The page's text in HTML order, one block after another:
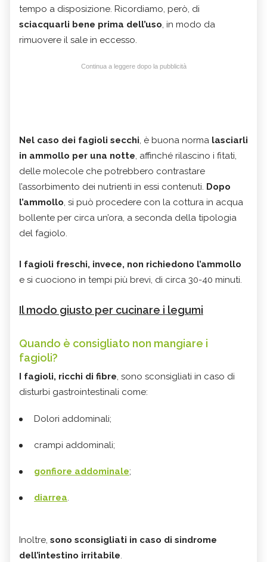
tempo a disposizione. Ricordiamo, però, di
sciacquarli bene prima dell’uso, in modo da
rimuovere il sale in eccesso.
Continua a leggere dopo la pubblicità
Nel caso dei fagioli secchi, è buona norma lasciarli
in ammollo per una notte, affinché rilascino i fitati,
delle molecole che potrebbero contrastare
l’assorbimento dei nutrienti in essi contenuti. Dopo
l’ammollo, si può procedere con la cottura in acqua
bollente per circa un’ora, a seconda della tipologia
del fagiolo.
I fagioli freschi, invece, non richiedono l’ammollo
e si cuociono in tempi più brevi, di circa 30-40 minuti.
Il modo giusto per cucinare i legumi
Quando è consigliato non mangiare i
fagioli?
I fagioli, ricchi di fibre, sono sconsigliati in caso di
disturbi gastrointestinali come:
Dolori addominali;
crampi addominali;
gonfiore addominale;
diarrea.
Inoltre, sono sconsigliati in caso di sindrome
dell’intestino irritabile.